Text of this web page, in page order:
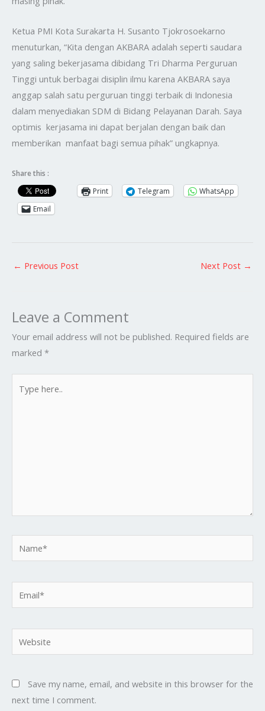
Ketua PMI Kota Surakarta H. Susanto Tjokrosoekarno
menuturkan, “Kita dengan AKBARA adalah seperti saudara
yang saling bekerjasama dibidang Tri Dharma Perguruan
Tinggi untuk berbagai disiplin ilmu karena AKBARA saya
anggap salah satu perguruan tinggi terbaik di Indonesia
dalam menyediakan SDM di Bidang Pelayanan Darah. Saya
optimis kerjasama ini dapat berjalan dengan baik dan
memberikan manfaat bagi semua pihak” ungkapnya.
Share this :
Print
Telegram
WhatsApp
Email
← Previous Post Next Post →
Leave a Comment
Your email address will not be published. Required fields are
marked *
here..
Website
Save my name, email, and website in this browser for the
next time I comment.